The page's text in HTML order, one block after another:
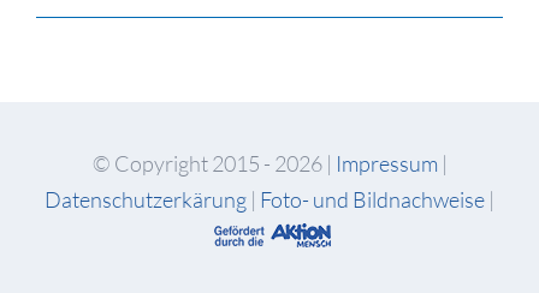
© Copyright 2015 - 2026 | Impressum |
Datenschutzerkärung | Foto- und Bildnachweise |